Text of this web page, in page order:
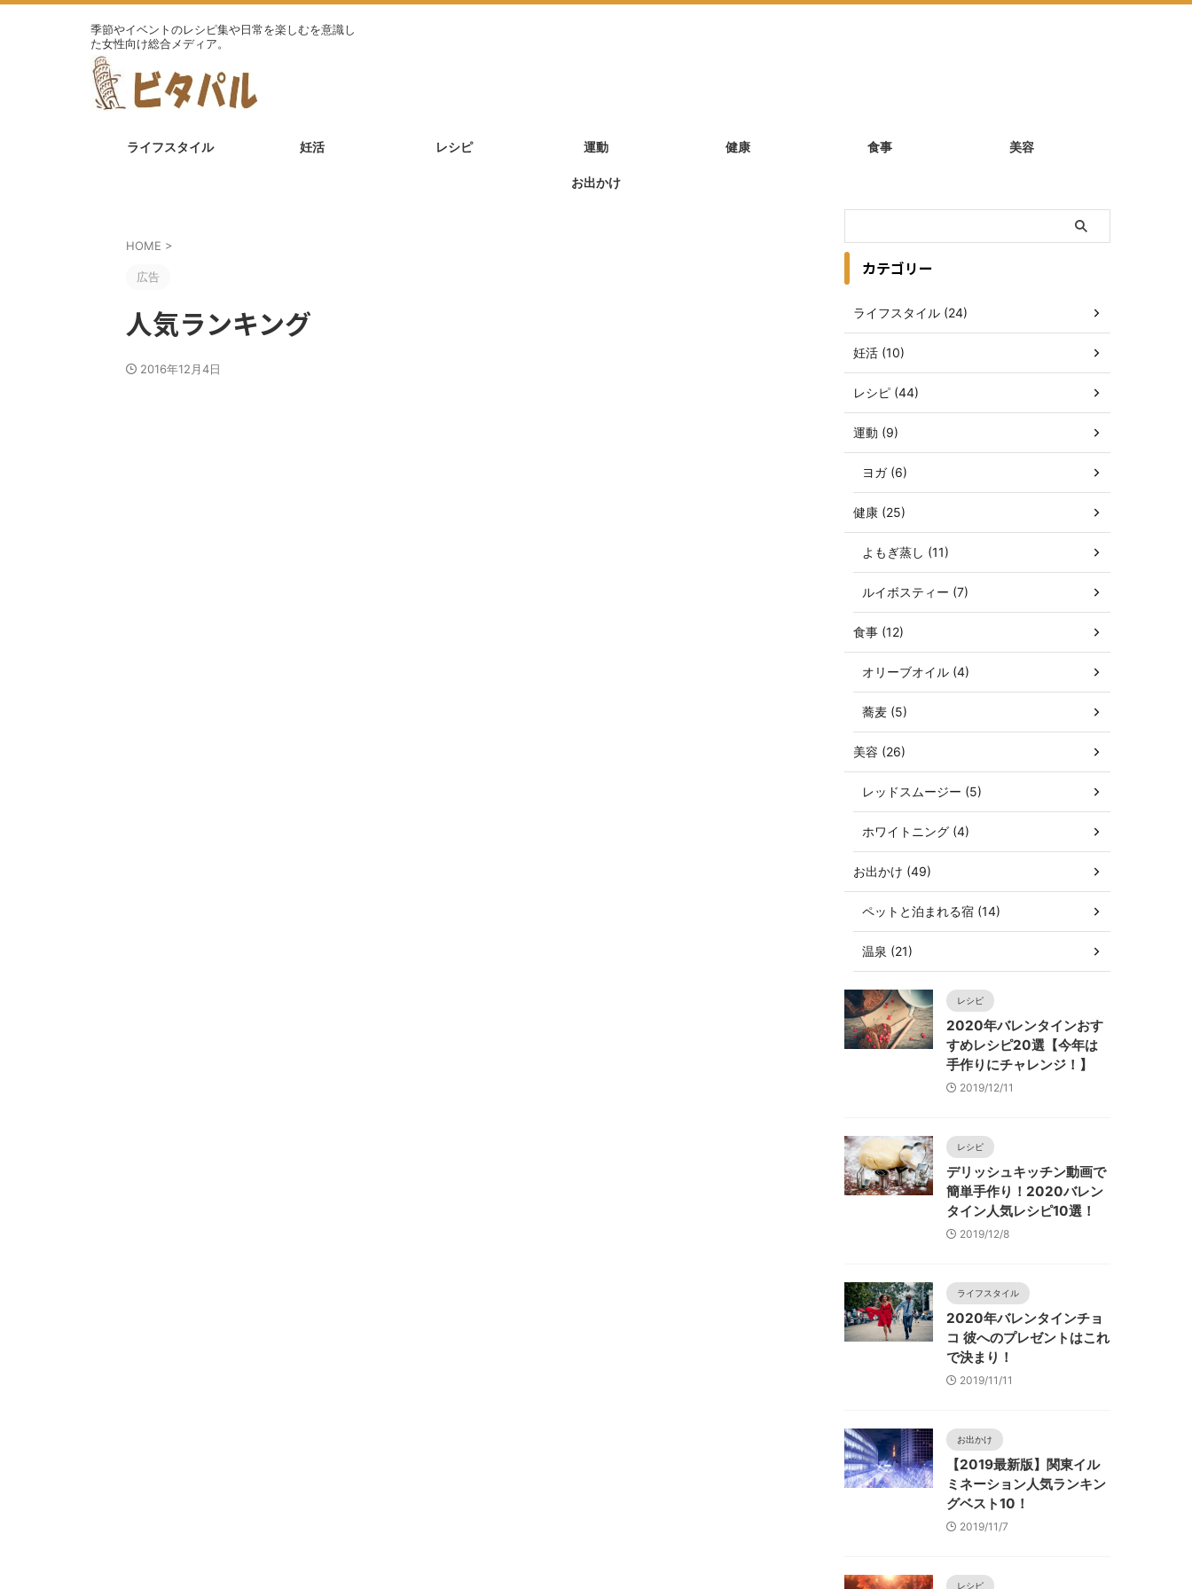
季節やイベントのレシピ集や日常を楽しむを意識し
た女性向け総合メディア。
ライフスタイル 妊活 レシピ 運動 健康 食事 美容
お出かけ
HOME >
広告
人気ランキング
2016年12月4日
カテゴリー
ライフスタイル (24)
妊活 (10)
レシピ (44)
運動 (9)
ヨガ (6)
健康 (25)
よもぎ蒸し (11)
ルイボスティー (7)
食事 (12)
オリーブオイル (4)
蕎麦 (5)
美容 (26)
レッドスムージー (5)
ホワイトニング (4)
お出かけ (49)
ペットと泊まれる宿 (14)
温泉 (21)
レシピ
2020年バレンタインおす
すめレシピ20選【今年は
手作りにチャレンジ！】
2019/12/11
レシピ
デリッシュキッチン動画で
簡単手作り！2020バレン
タイン人気レシピ10選！
2019/12/8
ライフスタイル
2020年バレンタインチョ
コ 彼へのプレゼントはこれ
で決まり！
2019/11/11
お出かけ
【2019最新版】関東イル
ミネーション人気ランキン
グベスト10！
2019/11/7
レシピ